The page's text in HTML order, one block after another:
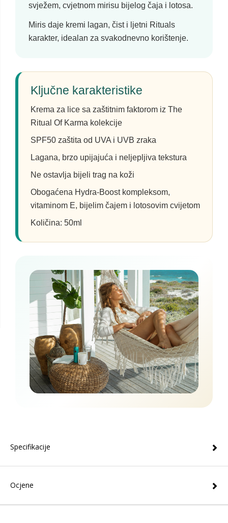
svježem, cvjetnom mirisu bijelog čaja i lotosa.
Miris daje kremi lagan, čist i ljetni Rituals
karakter, idealan za svakodnevno korištenje.
Ključne karakteristike
Krema za lice sa zaštitnim faktorom iz The
Ritual Of Karma kolekcije
SPF50 zaštita od UVA i UVB zraka
Lagana, brzo upijajuća i neljepljiva tekstura
Ne ostavlja bijeli trag na koži
Obogaćena Hydra-Boost kompleksom,
vitaminom E, bijelim čajem i lotosovim cvijetom
Količina: 50ml
Specifikacije
Ocjene